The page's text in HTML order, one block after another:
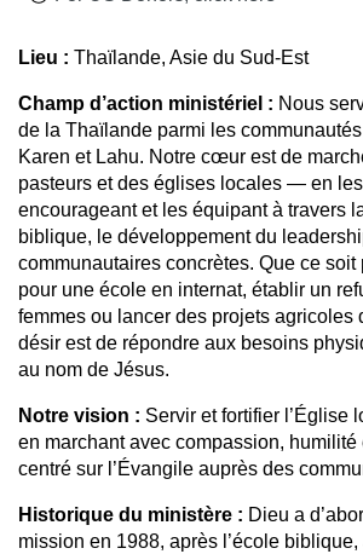
Lieu : Thaïlande, Asie du Sud-Est
Champ d’action ministériel : Nous
de la Thaïlande parmi les
Karen et Lahu. Notre cœur est de
pasteurs et des églises locales — en
encourageant et les équipant à travers
biblique, le développement du
communautaires concrètes. Que ce soit
pour une école en internat, établir un
femmes ou lancer des projets agricoles
désir est de répondre aux besoins
au nom de Jésus.
Notre vision : Servir et fortifier l’Église
en marchant avec compassion, humilité
centré sur l’Évangile auprès des
Historique du ministère : Dieu a
mission en 1988, après l’école